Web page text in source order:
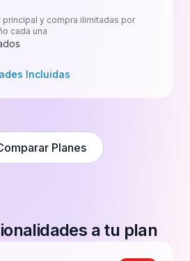
principal y compra ilimitadas por
cada una
Incluidas
Planes
a tu plan